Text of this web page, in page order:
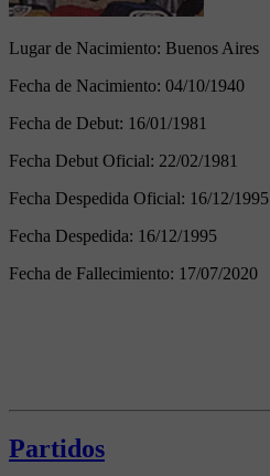
Lugar de Nacimiento: Buenos Aires
Fecha de Nacimiento: 04/10/1940
Fecha de Debut: 16/01/1981
Fecha Debut Oficial: 22/02/1981
Fecha Despedida Oficial: 16/12/1995
Fecha Despedida: 16/12/1995
Fecha de Fallecimiento: 17/07/2020
Partidos